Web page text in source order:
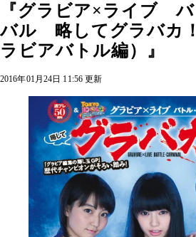
『グラビア×ライブ
バル 略してグラバ
ラビアバトル編）』
2016年01月24日 11:56 更新